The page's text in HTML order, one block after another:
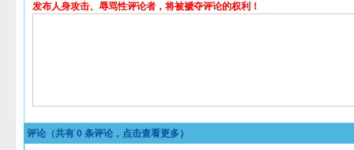
发布人身攻击、辱骂性评论者，将被褫夺评论的权利！
评论（共有 0 条评论，点击查看更多）